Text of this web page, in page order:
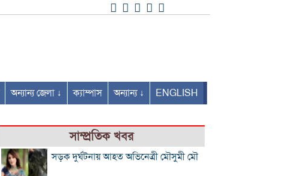
অন্যান্য জেলা ↓ ক্যাম্পাস অন্যান্য ↓ ENGLISH
সাম্প্রতিক খবর
সড়ক দুর্ঘটনায় আহত অভিনেত্রী মৌসুমী মৌ